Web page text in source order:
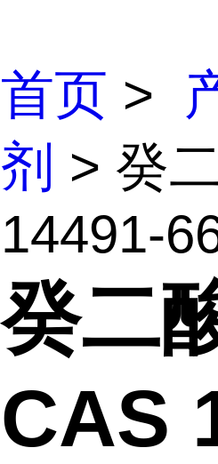
首页 >
剂 > 癸
14491-
癸二
CAS